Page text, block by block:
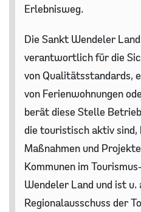
Erlebnisweg.
Die Sankt Wendeler
verantwortlich für die
von Qualitätsstandards,
von Ferienwohnungen
berät diese Stelle
die touristisch aktiv
Maßnahmen und
Kommunen im
Wendeler Land und ist u.
Regionalausschuss der